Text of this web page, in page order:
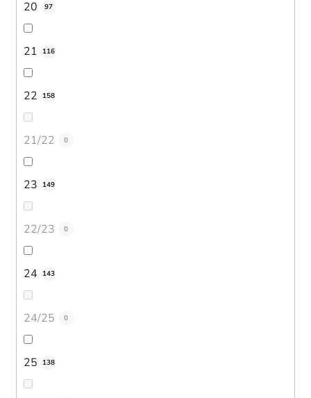
20 97
21 116
22 158
21/22 0
23 149
22/23 0
24 143
24/25 0
25 138